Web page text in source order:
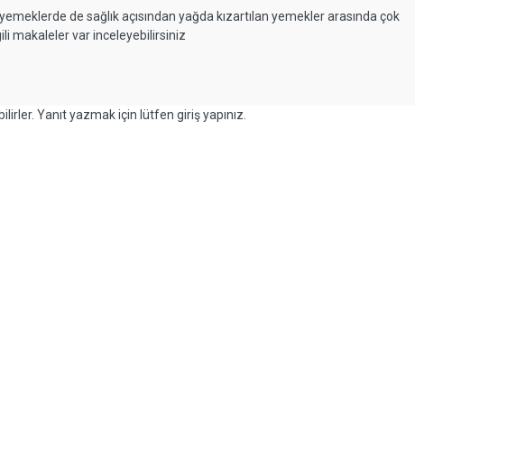
de sağlık açısından yağda kızartılan yemekler arasında çok
makaleler var inceleyebilirsiniz
Yanıt yazmak için lütfen giriş yapınız.